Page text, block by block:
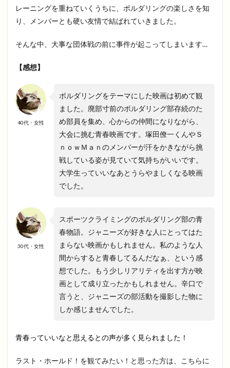
レーニングを重ねていくうちに、ボルダリングの楽しさを知
り、メンバーとも硬い友情で結ばれていきました。
そんな中、大事な団体戦の前に事件が起こってしまいます…
【感想】
40代・女性
ボルダリングをテーマにした映画は初めて観
ました。廃部寸前のボルダリング部存続のた
め部員を集め、心からの仲間になりながら、
大会に挑む青春映画です。塚田僚一くんやＳ
ｎｏｗＭａｎのメンバーが汗をかきながら挑
戦している姿が見ていて気持ちがいいです。
大学生っていいなあとうらやましくなる映画
でした。
30代・女性
スポーツクライミングのボルダリング部の青
春物語。ジャニーズが好きな人にとってはた
まらない映画かもしれません。私のような人
間からすると青春してるんだなぁ、という感
想でした。もう少しリアリティを出す方が映
画として成り立ったかもしれません。辛口で
言うと、ジャニーズの部活動を撮影した物に
しか感じませんでした。
青春っていいなと思えるとの声が多く見られました！
ラスト・ホールド！を観てみたい！と思った方は、こちらに